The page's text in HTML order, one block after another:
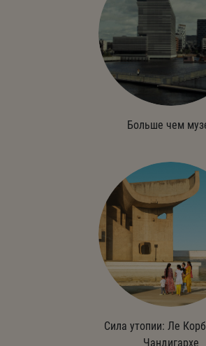
Больше чем
Сила утопии: Ле
Чандигархе